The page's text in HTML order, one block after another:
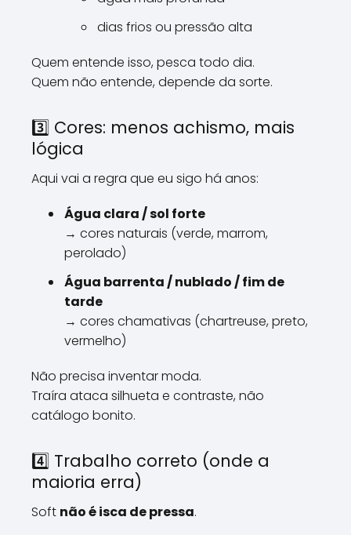
dias frios ou pressão alta
Quem entende isso, pesca todo dia.
Quem não entende, depende da sorte.
3️⃣ Cores: menos achismo, mais
lógica
Aqui vai a regra que eu sigo há anos:
Água clara / sol forte
→ cores naturais (verde, marrom,
perolado)
Água barrenta / nublado / fim de
tarde
→ cores chamativas (chartreuse, preto,
vermelho)
Não precisa inventar moda.
Traíra ataca silhueta e contraste, não
catálogo bonito.
4️⃣ Trabalho correto (onde a
maioria erra)
Soft não é isca de pressa.